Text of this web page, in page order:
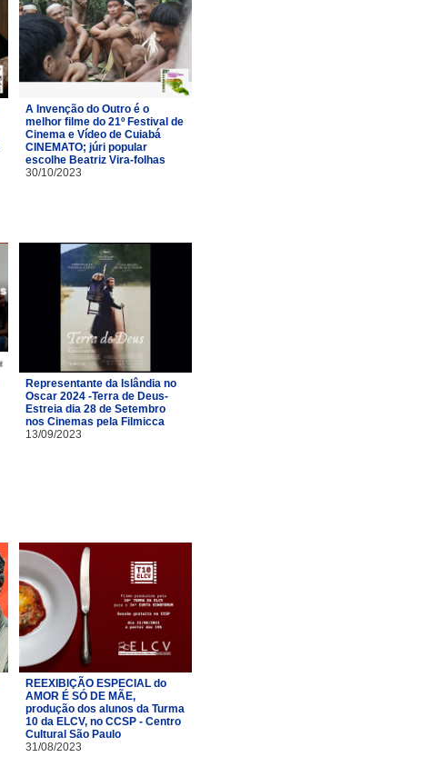
A Invenção do Outro é o
melhor filme do 21º Festival de
Cinema e Vídeo de Cuiabá
CINEMATO; júri popular
escolhe Beatriz Vira-folhas
30/10/2023
Representante da Islândia no
Oscar 2024 -Terra de Deus-
Estreia dia 28 de Setembro
nos Cinemas pela Filmicca
13/09/2023
REEXIBIÇÃO ESPECIAL do
AMOR É SÓ DE MÃE,
produção dos alunos da Turma
10 da ELCV, no CCSP - Centro
Cultural São Paulo
31/08/2023